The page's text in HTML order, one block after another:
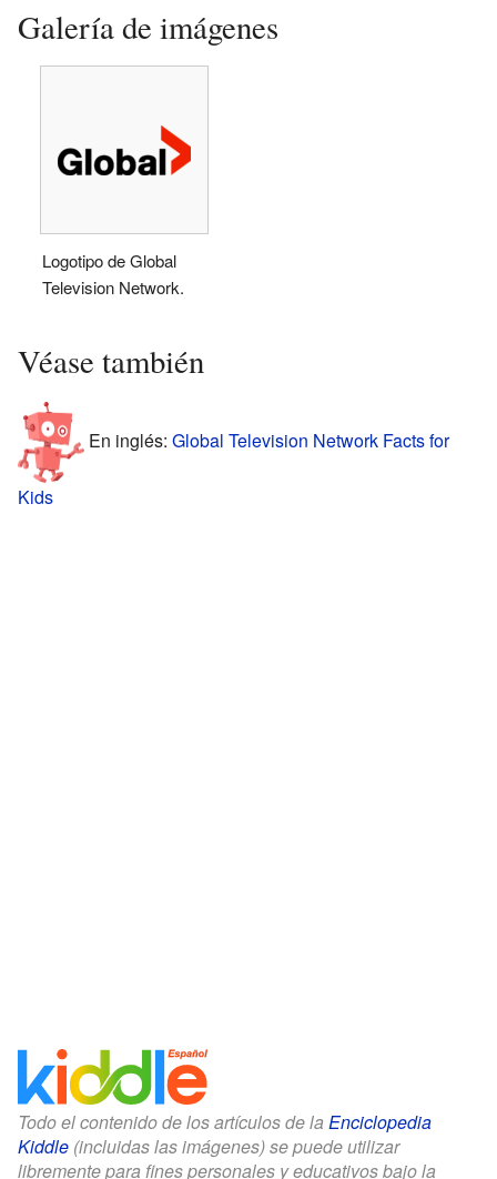
Galería de imágenes
Logotipo de Global
Television Network.
Véase también
En inglés: Global Television Network Facts for
Kids
Todo el contenido de los artículos de la Enciclopedia
Kiddle (incluidas las imágenes) se puede utilizar
libremente para fines personales y educativos bajo la